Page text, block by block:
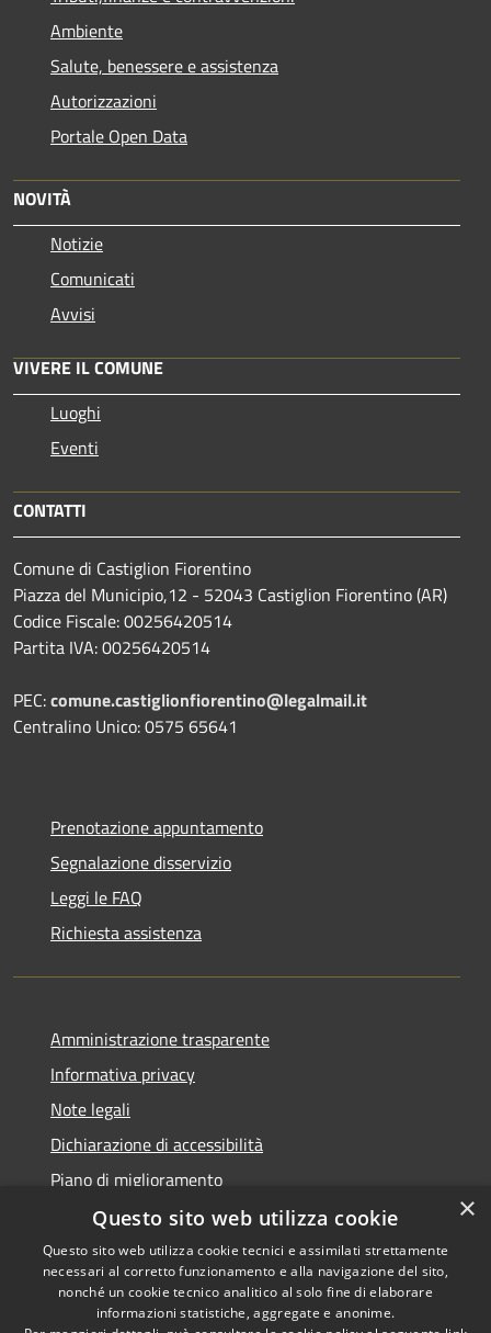
Ambiente
Salute, benessere e assistenza
Autorizzazioni
Portale Open Data
NOVITÀ
Notizie
Comunicati
Avvisi
VIVERE IL COMUNE
Luoghi
Eventi
CONTATTI
Comune di Castiglion Fiorentino
Piazza del Municipio,12 - 52043 Castiglion Fiorentino (AR)
Codice Fiscale: 00256420514
Partita IVA: 00256420514
PEC:comune.castiglionfiorentino@legalmail.it
Centralino Unico: 0575 65641
Prenotazione appuntamento
Segnalazione disservizio
Leggi le FAQ
Richiesta assistenza
Amministrazione trasparente
Informativa privacy
Note legali
Dichiarazione di accessibilità
Piano di miglioramento
Accessibilità
Copyright © 2026 • Comune di
Castiglion Fiorentino •
×
Questo sito web utilizza cookie
Questo sito web utilizza cookie tecnici e assimilati strettamente
necessari al corretto funzionamento e alla navigazione del sito,
nonché un cookie tecnico analitico al solo fine di elaborare
informazioni statistiche, aggregate e anonime.